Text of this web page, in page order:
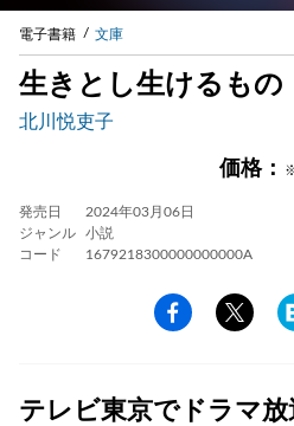
電子書籍 文庫
生きとし生けるもの
北川悦吏子
価格：
発売日
2024年03月06日
ジャンル
小説
コード
1679218300000000000A
テレビ東京でドラマ放